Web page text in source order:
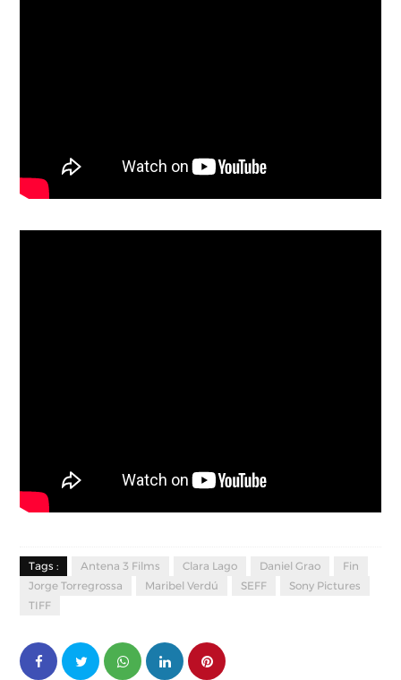
Tags : Antena 3 Films Clara Lago Daniel Grao
Fin
Jorge Torregrossa
Maribel Verdú SEFF
Sony Pictures
TIFF